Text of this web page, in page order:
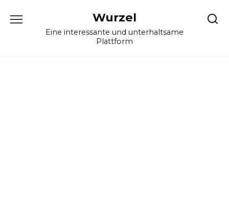
Wurzel
Eine interessante und unterhaltsame
Plattform